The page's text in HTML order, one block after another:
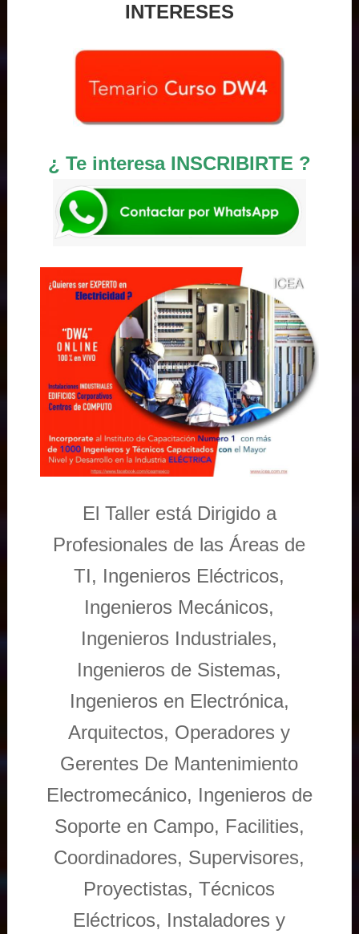
INTERESES
¿ Te interesa INSCRIBIRTE ?
El Taller está Dirigido a
Profesionales de las Áreas de
TI, Ingenieros Eléctricos,
Ingenieros Mecánicos,
Ingenieros Industriales,
Ingenieros de Sistemas,
Ingenieros en Electrónica,
Arquitectos, Operadores y
Gerentes De Mantenimiento
Electromecánico, Ingenieros de
Soporte en Campo, Facilities,
Coordinadores, Supervisores,
Proyectistas, Técnicos
Eléctricos, Instaladores y